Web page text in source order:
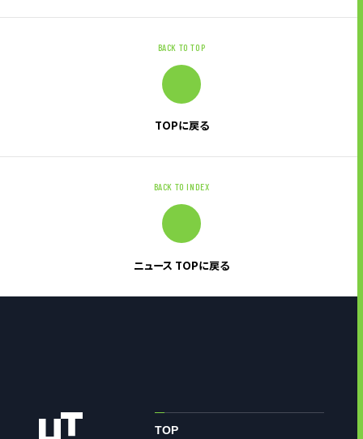
BACK TO TOP
TOPに戻る
BACK TO INDEX
ニュース TOPに戻る
TOP